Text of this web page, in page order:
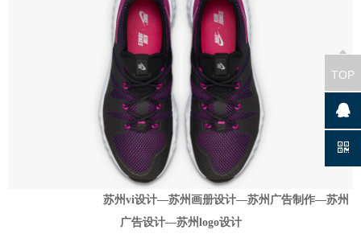
苏州vi设计—苏州画册设计—苏州广告制作—苏州
广告设计—苏州logo设计
TOP